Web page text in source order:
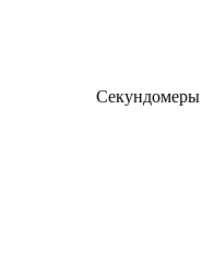
Секундомеры